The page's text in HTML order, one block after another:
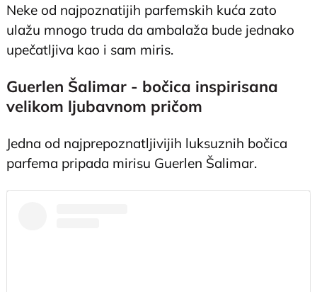
Neke od najpoznatijih parfemskih kuća zato
ulažu mnogo truda da ambalaža bude jednako
upečatljiva kao i sam miris.
Guerlen Šalimar - bočica inspirisana
velikom ljubavnom pričom
Jedna od najprepoznatljivijih luksuznih bočica
parfema pripada mirisu Guerlen Šalimar.